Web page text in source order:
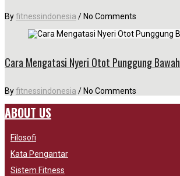
Byfitnessindonesia / No Comments
Cara Mengatasi Nyeri Otot Punggung Bawah
Byfitnessindonesia / No Comments
ABOUT US
Filosofi
Kata Pengantar
Sistem Fitness